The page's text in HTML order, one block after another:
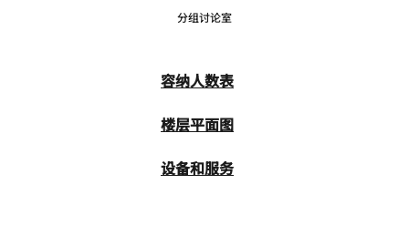
分组讨论室
容纳人数表
楼层平面图
设备和服务